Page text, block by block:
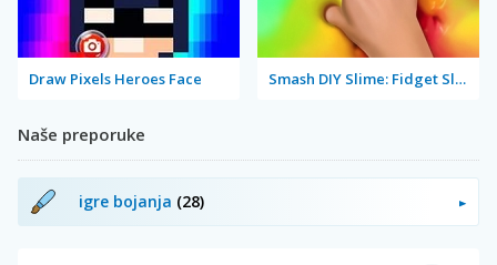
Draw Pixels Heroes Face Smash DIY Slime: Fidget Slimy
Naše preporuke
igre bojanja (28)